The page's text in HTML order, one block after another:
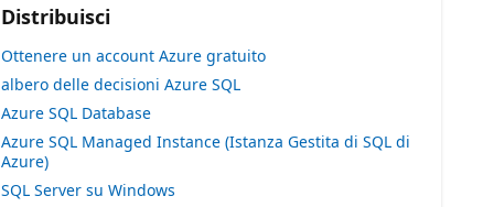
Distribuisci
Ottenere un account Azure gratuito
albero delle decisioni Azure SQL
Azure SQL Database
Azure SQL Managed Instance (Istanza Gestita di SQL di
Azure)
SQL Server su Windows